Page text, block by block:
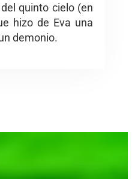
quinto cielo (en
hizo de Eva una
demonio.